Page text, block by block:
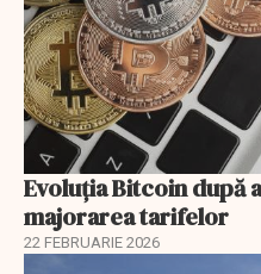
Evoluția Bitcoin după
majorarea tarifelor
22 FEBRUARIE 2026